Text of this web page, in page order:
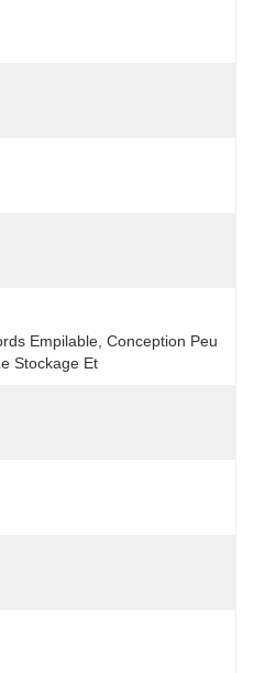
Empilable, Conception Peu
Stockage Et